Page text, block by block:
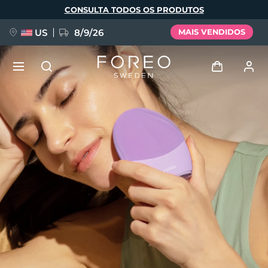
principal
CONSULTA TODOS OS PRODUTOS
US 8/9/26 MAIS VENDIDOS
Perfil de usuário
Meus aparelhos
Meus pedidos
Meus endereços
As minhas subscrições
NOVIDADE
FAQ™ Pure Beauty-Tech Elixir
BREAKING NEWS
issa™ Teeth Whitening Set
Idioma
English Deutsch
Español
Français
Italiano
Português
Svenska
Русский
Türkçe
简体中文 繁體中文